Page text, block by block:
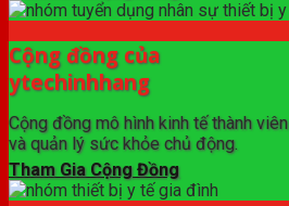
Cộng đồng của
ytechinhhang
Cộng đồng mô hình kinh tế thành viên
và quản lý sức khỏe chủ động.
Tham Gia Cộng Đồng